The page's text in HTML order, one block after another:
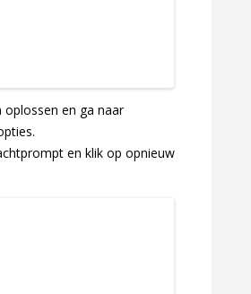
oplossen en ga naar
en klik op opnieuw